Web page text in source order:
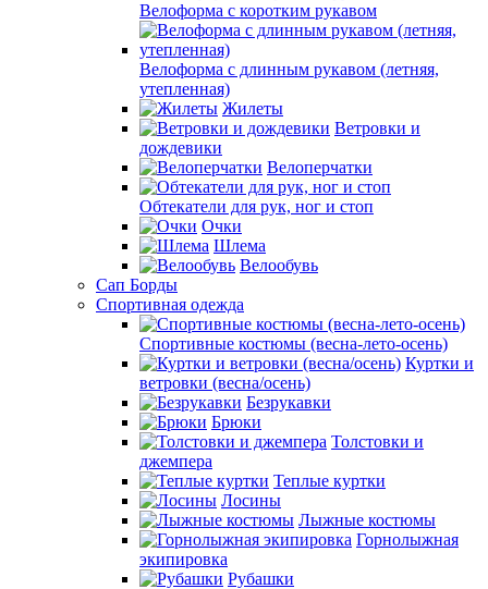
Велоформа с коротким рукавом
Велоформа с длинным рукавом (летняя,
утепленная)
Жилеты
Ветровки и
дождевики
Велоперчатки
Обтекатели для рук, ног и стоп
Очки
Шлема
Велообувь
Сап Борды
Спортивная одежда
Спортивные костюмы (весна-лето-осень)
Куртки и
ветровки (весна/осень)
Безрукавки
Брюки
Толстовки и
джемпера
Теплые куртки
Лосины
Лыжные костюмы
Горнолыжная
экипировка
Рубашки